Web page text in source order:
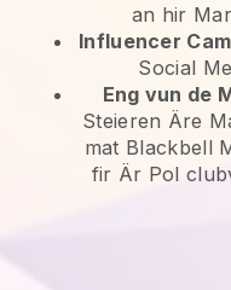
an hir
Influencer
Social
Eng vun de
Steieren Äre
mat Blackbell
fir Är Pol